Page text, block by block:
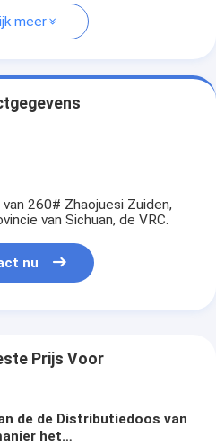
meer
260# Zhaojuesi Zuiden,
van Sichuan, de VRC.
nu
Prijs Voor
de de Distributiedoos van
het